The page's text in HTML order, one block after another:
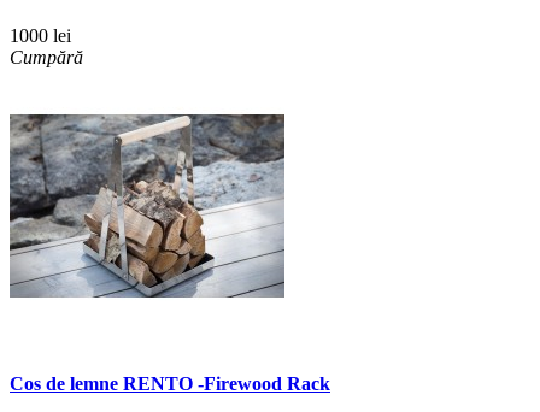
1000 lei
Cumpără
Cos de lemne RENTO -Firewood Rack